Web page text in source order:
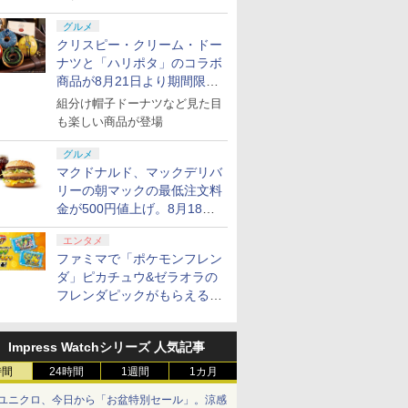
グルメ
クリスピー・クリーム・ドー
ナツと「ハリポタ」のコラボ
商品が8月21日より期間限定
で発売
組分け帽子ドーナツなど見た目
も楽しい商品が登場
グルメ
マクドナルド、マックデリバ
リーの朝マックの最低注文料
金が500円値上げ。8月18日
より1,500円から受付
エンタメ
ファミマで「ポケモンフレン
ダ」ピカチュウ&ゼラオラの
フレンダピックがもらえるキ
Impress Watchシリーズ 人気記事
24時間 1週間 1カ月
ニクロ、今日から「お盆特別セール」。涼感